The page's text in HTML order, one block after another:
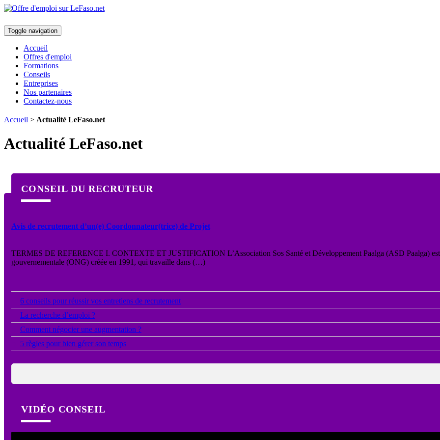
Toggle navigation
Accueil
Offres d'emploi
Formations
Conseils
Entreprises
Nos partenaires
Contactez-nous
Accueil > Actualité LeFaso.net
Actualité LeFaso.net
CONSEIL DU RECRUTEUR
Avis de recrutement d’un(e) Coordonnateur(trice) de Projet
TERMES DE REFERENCE I. CONTEXTE ET JUSTIFICATION L’Association Sos Santé et Développement Paalga (ASD Paalga)
gouvernementale (ONG) créée en 1991, qui travaille dans (…)
6 conseils pour réussir vos entretiens de recrutement
La recherche d’emploi ?
Comment négocier une augmentation ?
5 règles pour bien gérer son temps
VIDÉO CONSEIL